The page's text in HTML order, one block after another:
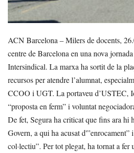
ACN Barcelona – Milers de docents,
centre de Barcelona en una nova
Intersindical. La marxa ha sortit de la
recursos per atendre l’alumnat,
CCOO i UGT. La portaveu d’USTEC,
“proposta en ferm” i voluntat
De fet, Segura ha criticat que fins ara hi
Govern, a qui ha acusat d'”enrocament”
col·lectiu”. Per tot plegat, ha tornat a